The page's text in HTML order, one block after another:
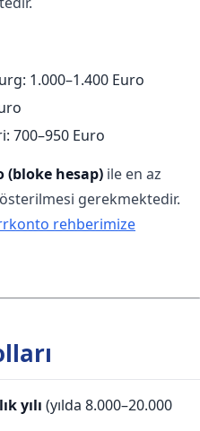
1.000–1.400 Euro
700–950 Euro
(bloke hesap) ile en az
gerekmektedir.
rehberimize
yılı (yılda 8.000–20.000